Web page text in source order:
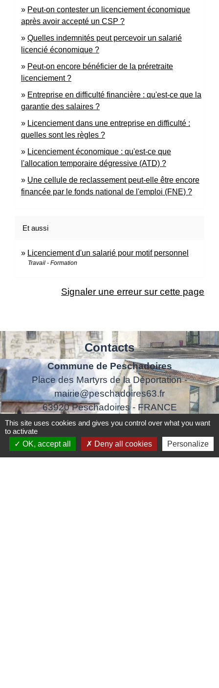
Peut-on contester un licenciement économique
après avoir accepté un CSP ?
Quelles indemnités peut percevoir un salarié
licencié économique ?
Peut-on encore bénéficier de la préretraite
licenciement ?
Entreprise en difficulté financière : qu'est-ce que la
garantie des salaires ?
Licenciement dans une entreprise en difficulté :
quelles sont les règles ?
Licenciement économique : qu'est-ce que
l'allocation temporaire dégressive (ATD) ?
Une cellule de reclassement peut-elle être encore
financée par le fonds national de l'emploi (FNE) ?
Et aussi
Licenciement d'un salarié pour motif personnel
Travail - Formation
Signaler une erreur sur cette page
Contacts
Commune de Peschadoires
Place des Martyrs de la Déportation -
mairie@peschadoires63.fr
63920 Peschadoires - FRANCE
+33 4 73 80 10 32
Contact par formulaire
This site uses cookies and gives you control over what you want
to activate
OK, accept all
Deny all cookies Personalize